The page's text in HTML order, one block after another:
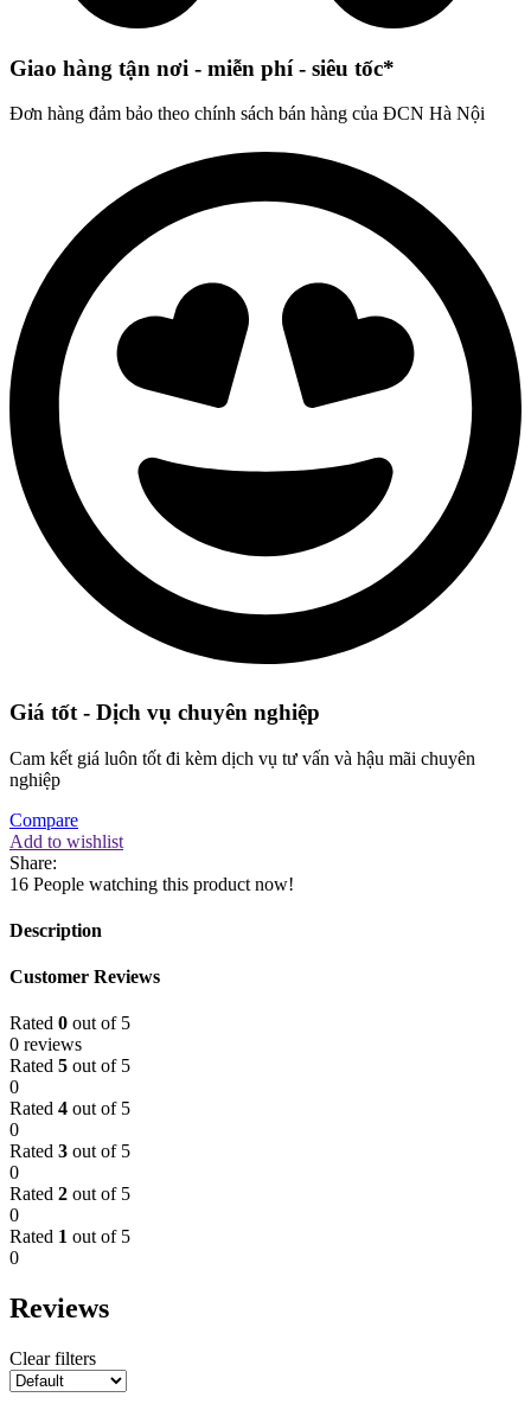
Giao hàng tận nơi - miễn phí - siêu tốc*
Đơn hàng đảm bảo theo chính sách bán hàng của ĐCN Hà Nội
Giá tốt - Dịch vụ chuyên nghiệp
Cam kết giá luôn tốt đi kèm dịch vụ tư vấn và hậu mãi chuyên
nghiệp
Compare
Add to wishlist
Share:
16 People watching this product now!
Description
Customer Reviews
Rated 0 out of 5
0 reviews
Rated 5 out of 5
0
Rated 4 out of 5
0
Rated 3 out of 5
0
Rated 2 out of 5
0
Rated 1 out of 5
0
Reviews
Clear filters